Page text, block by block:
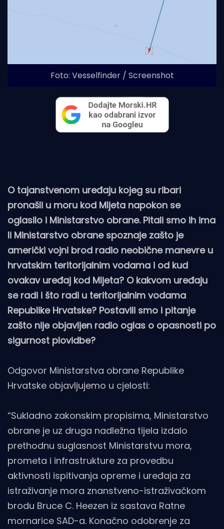
Foto: Vesselfinder / Screenshot
O tajanstvenom uređaju kojeg su ribari
pronašli u moru kod Mljeta napokon se
oglasilo i Ministarstvo obrane. Pitali smo ih ima
li Ministarstvo obrane spoznaje zašto je
američki vojni brod radio neobične manevre u
hrvatskim teritorijalnim vodama i od kud
ovakav uređaj kod Mljeta? O kakvom uređaju
se radi i što radi u teritorijalnim vodama
Republike Hrvatske? Postavili smo i pitanje
zašto nije objavljen radio oglas o opasnosti po
sigurnost plovidbe?
Odgovor Ministarstva obrane Republike
Hrvatske objavljujemo u cjelosti:
“Sukladno zakonskim propisima, Ministarstvo
obrane je uz druga nadležna tijela izdalo
prethodnu suglasnost Ministarstvu mora,
prometa i infrastrukture za provedbu
aktivnosti ispitivanja opreme i uređaja za
istraživanje mora znanstveno-istraživačkom
brodu Bruce C. Heezen iz sastava Ratne
mornarice SAD-a. Konačno odobrenje za